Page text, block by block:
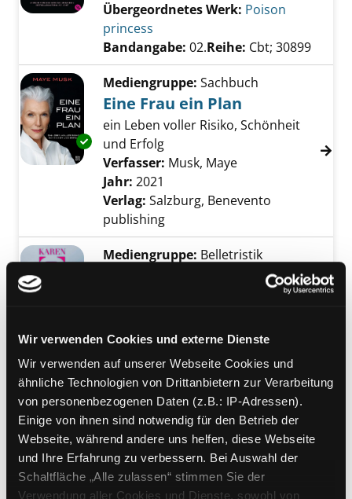
Wir verwenden Cookies und externe Dienste
Wir verwenden auf unserer Webseite Cookies und
ähnliche Technologien von Drittanbietern zur Verarbeitung
von personenbezogenen Daten (z.B.: IP-Adressen).
Einige von ihnen sind notwendig für den Betrieb der
Webseite, während andere uns helfen, diese Webseite
und Ihre Erfahrung zu verbessern. Bei Auswahl der
Schaltfläche „Alle zulassen“ stimmen Sie der
Verwendung aller Cookies und Dienste, sowohl von
Übergeordnetes Werk: Poison
princess
Bandangabe: 02.Reihe: Cbt; 30899
Exemplar-Details von Eine Frau ein Plan
Mediengruppe: Sachbuch
Eine Frau ein Plan
ein Leben voller Risiko, Schönheit
und Erfolg
Verfasser: Musk, Maye
Jahr: 2021
Verlag: Salzburg, Benevento
publishing
Mediengruppe: Belletristik
Jahr:2023Verlag:München, Knaur
Exemplar-Details von Unter den
Mediengruppe:Belletristik
Unter den hundertjährigen
Linden
Roman
Verfasser:Perrin, ValérieSuche nach
Jahr:2019Verlag:München, Knaur